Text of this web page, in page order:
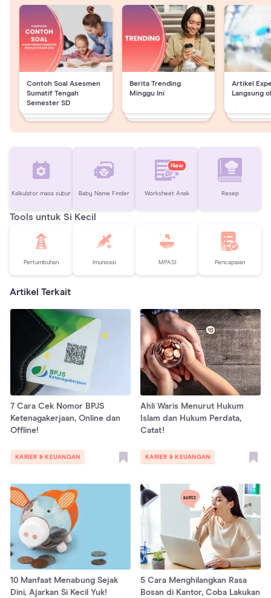
Contoh Soal Asesmen
Sumatif Tengah
Semester SD
Berita Trending
Minggu Ini
Artikel
Langsung
Kalkulator masa subur Baby Name Finder
New
Worksheet Anak Resep
Tools untuk Si Kecil
Pertumbuhan Imunisasi MPASI Pencapaian
Artikel Terkait
7 Cara Cek Nomor BPJS
Ketenagakerjaan, Online dan
Offline!
KARIER & KEUANGAN
Ahli Waris Menurut Hukum
Islam dan Hukum Perdata,
Catat!
KARIER & KEUANGAN
10 Manfaat Menabung Sejak
Dini, Ajarkan Si Kecil Yuk!
5 Cara Menghilangkan Rasa
Bosan di Kantor, Coba Lakukan